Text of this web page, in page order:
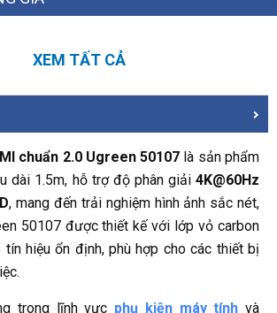
XEM TẤT CẢ
chuẩn 2.0 Ugreen 50107 là sản phẩm
dài 1.5m, hỗ trợ độ phân giải 4K@60Hz
, mang đến trải nghiệm hình ảnh sắc nét,
50107 được thiết kế với lớp vỏ carbon
tín hiệu ổn định, phù hợp cho các thiết bị
trong lĩnh vực phụ kiện máy tính và